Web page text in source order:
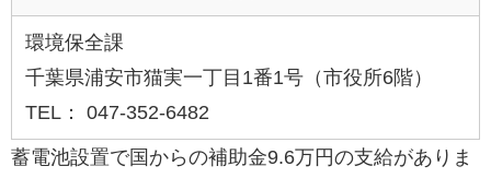
環境保全課
千葉県浦安市猫実一丁目1番1号（市役所6階）
TEL： 047-352-6482
蓄電池設置で国からの補助金9.6万円の支給がありま